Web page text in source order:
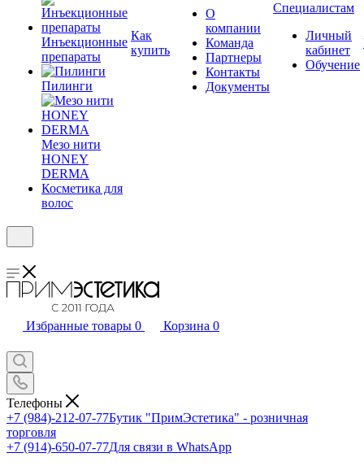
Инъекционные
препараты
Пилинги
Мезо нити
HONEY
DERMA
Косметика для
волос
Как
купить
О
компании
Команда
Партнеры
Контакты
Документы
Специалистам
Личный
кабинет
Обучение
Избранные товары 0 Корзина 0
Телефоны
+7 (984)-212-07-77Бутик "ПримЭстетика" - розничная
торговля
+7 (914)-650-07-77Для связи в WhatsApp